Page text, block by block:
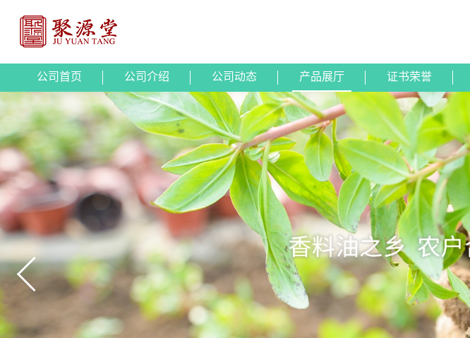
公司首页 公司介绍 公司动态 产品展厅 证书荣誉